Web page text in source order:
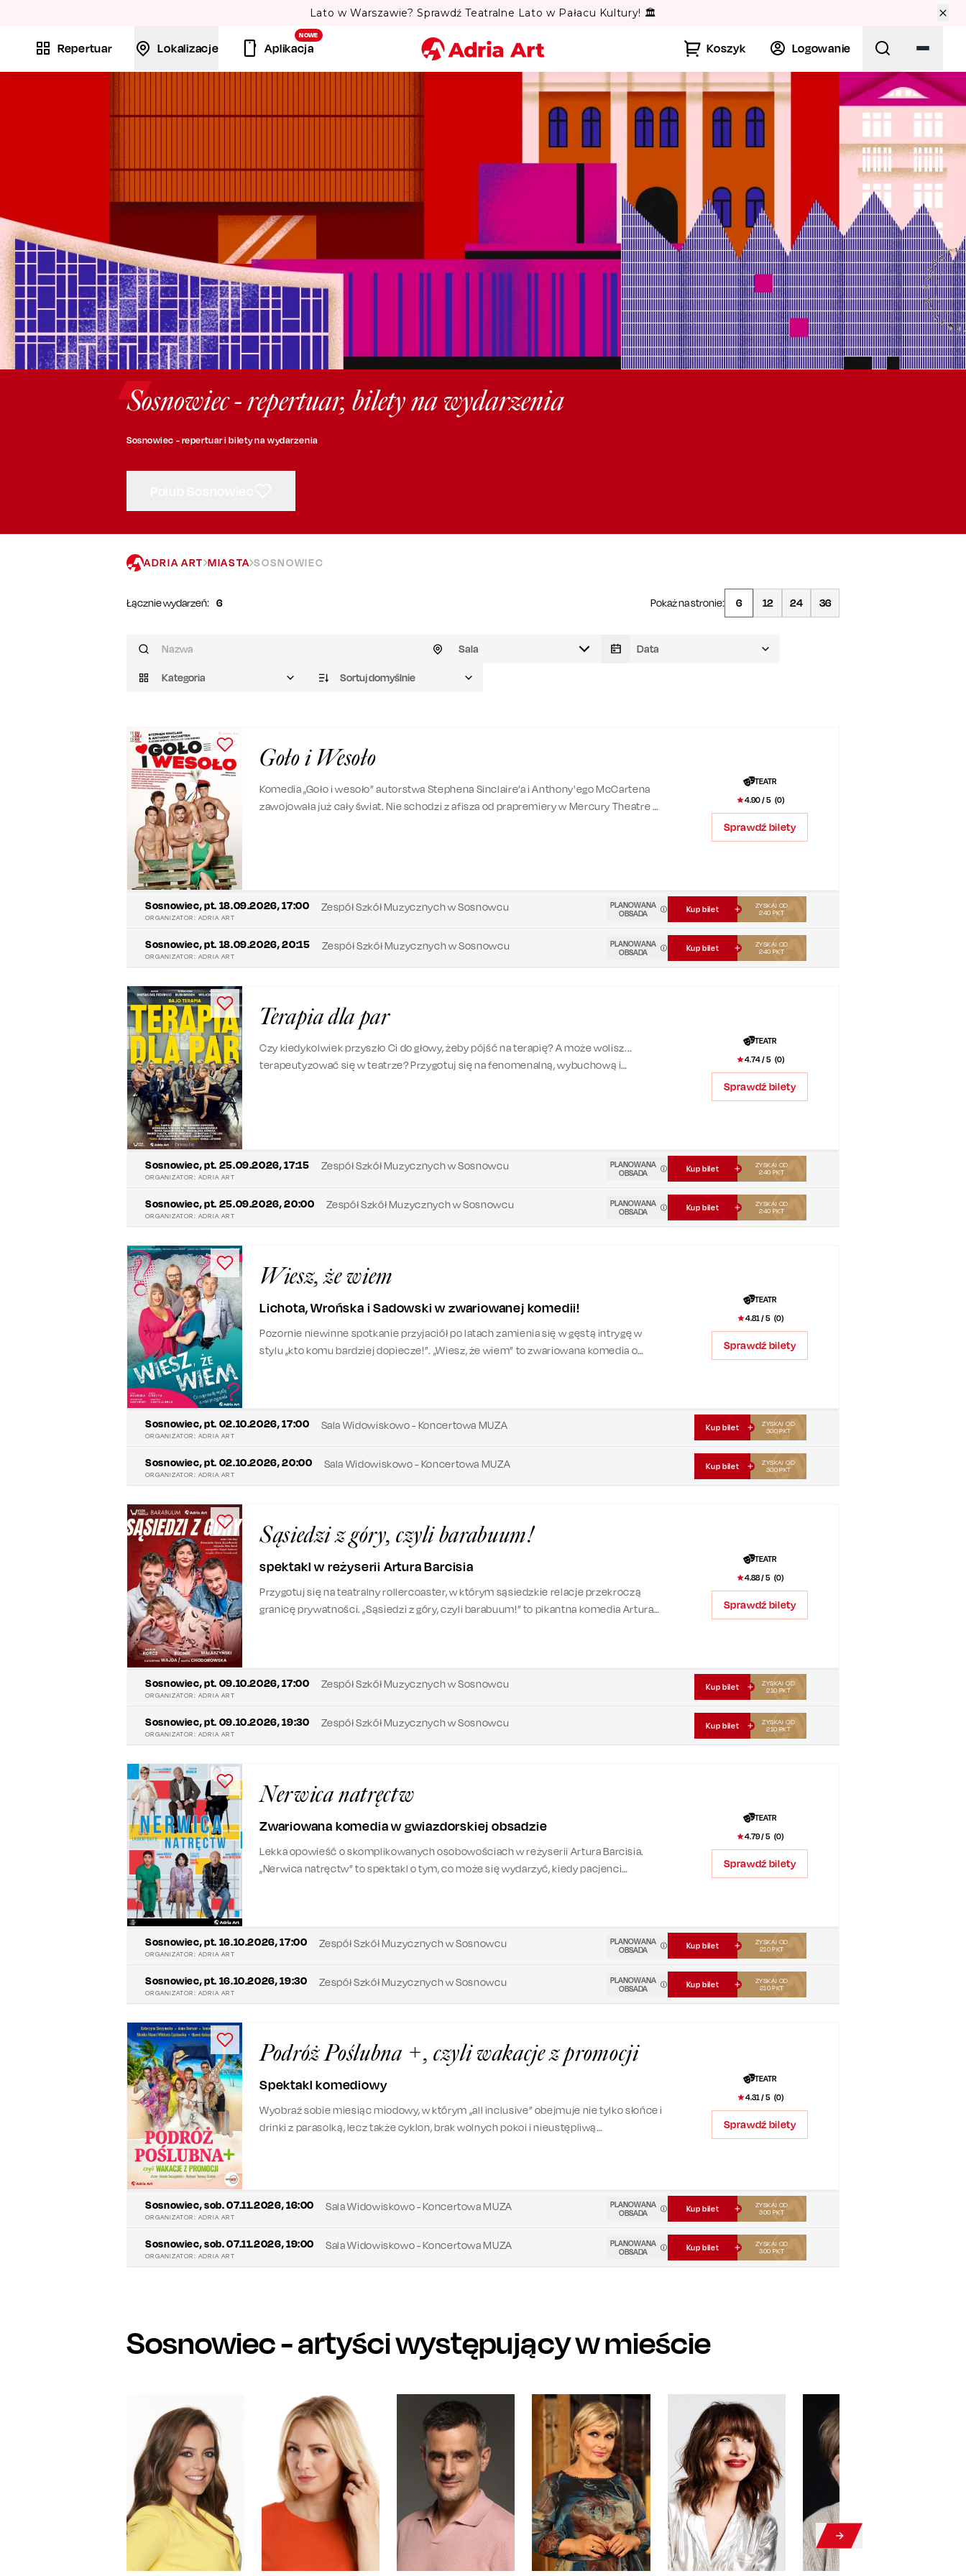
Lato w Warszawie? Sprawdź Teatralne Lato w Pałacu Kultury! 🏛️
Repertuar Lokalizacje
NOWE
Aplikacja Koszyk Logowanie
Miasto
Szukaj
Sosnowiec - repertuar, bilety na wydarzenia
Sosnowiec - repertuar i bilety na wydarzenia
ADRIA ART MIASTA SOSNOWIEC
Łącznie wydarzeń: 6 Pokaż na stronie: 6 12 24 36
Sala
Kategoria Sortuj domyślnie
Goło i Wesoło
Komedia „Goło i wesoło” autorstwa Stephena Sinclaire’a i Anthony'ego McCartena
zawojowała już cały świat. Nie schodzi z afisza od prapremiery w Mercury Theatre w
TEATR
4.90/ 5 (0)
Sprawdź bilety
Sosnowiec,pt. 18.09.2026, 17:00
ORGANIZATOR: ADRIA ART
Zespół Szkół Muzycznych w Sosnowcu
PLANOWANA
OBSADA
Kup bilet
ZYSKAJ OD
240 PKT
Sosnowiec,pt. 18.09.2026, 20:15
ORGANIZATOR: ADRIA ART
Zespół Szkół Muzycznych w Sosnowcu
PLANOWANA
OBSADA
Kup bilet
ZYSKAJ OD
240 PKT
Terapia dla par
Czy kiedykolwiek przyszło Ci do głowy, żeby pójść na terapię? A może wolisz...
terapeutyzować się w teatrze? Przygotuj się na fenomenalną, wybuchową i
TEATR
4.74/ 5 (0)
Sprawdź bilety
Sosnowiec,pt. 25.09.2026, 17:15
ORGANIZATOR: ADRIA ART
Zespół Szkół Muzycznych w Sosnowcu
PLANOWANA
OBSADA
Kup bilet
ZYSKAJ OD
240 PKT
Sosnowiec,pt. 25.09.2026, 20:00
ORGANIZATOR: ADRIA ART
Zespół Szkół Muzycznych w Sosnowcu
PLANOWANA
OBSADA
Kup bilet
ZYSKAJ OD
240 PKT
Wiesz, że wiem
Lichota, Wrońska i Sadowski w zwariowanej komedii!
Pozornie niewinne spotkanie przyjaciół po latach zamienia się w gęstą intrygę w
stylu „kto komu bardziej dopiecze!”. „Wiesz, że wiem” to zwariowana komedia o
TEATR
4.81/ 5 (0)
Sprawdź bilety
Sosnowiec,pt. 02.10.2026, 17:00
ORGANIZATOR: ADRIA ART
Sala Widowiskowo - Koncertowa MUZA Kup bilet
ZYSKAJ OD
300PKT
Sosnowiec,pt. 02.10.2026, 20:00
ORGANIZATOR: ADRIA ART
Sala Widowiskowo - Koncertowa MUZA Kup bilet
ZYSKAJ OD
300PKT
Sąsiedzi z góry, czyli barabuum!
spektakl w reżyserii Artura Barcisia
Przygotuj się na teatralny rollercoaster, w którym sąsiedzkie relacje przekroczą
granicę prywatności. „Sąsiedzi z góry, czyli barabuum!” to pikantna komedia Artura
TEATR
4.88/ 5 (0)
Sprawdź bilety
Sosnowiec,pt. 09.10.2026, 17:00
ORGANIZATOR: ADRIA ART
Zespół Szkół Muzycznych w Sosnowcu Kup bilet
ZYSKAJ OD
210 PKT
Sosnowiec,pt. 09.10.2026, 19:30
ORGANIZATOR: ADRIA ART
Zespół Szkół Muzycznych w Sosnowcu Kup bilet
ZYSKAJ OD
210 PKT
Nerwica natręctw
Zwariowana komedia w gwiazdorskiej obsadzie
Lekka opowieść o skomplikowanych osobowościach w reżyserii Artura Barcisia.
„Nerwica natręctw” to spektakl o tym, co może się wydarzyć, kiedy pacjenci
TEATR
4.79/ 5 (0)
Sprawdź bilety
Sosnowiec,pt. 16.10.2026, 17:00
ORGANIZATOR: ADRIA ART
Zespół Szkół Muzycznych w Sosnowcu
PLANOWANA
OBSADA
Kup bilet
ZYSKAJ OD
210PKT
Sosnowiec,pt. 16.10.2026, 19:30
ORGANIZATOR: ADRIA ART
Zespół Szkół Muzycznych w Sosnowcu
PLANOWANA
OBSADA
Kup bilet
ZYSKAJ OD
210PKT
Podróż Poślubna +, czyli wakacje z promocji
Spektakl komediowy
Wyobraź sobie miesiąc miodowy, w którym „all inclusive” obejmuje nie tylko słońce i
drinki z parasolką, lecz także cyklon, brak wolnych pokoi i nieustępliwą
TEATR
4.31/ 5 (0)
Sprawdź bilety
Sosnowiec,sob. 07.11.2026, 16:00
ORGANIZATOR: ADRIA ART
Sala Widowiskowo - Koncertowa MUZA
PLANOWANA
OBSADA
Kup bilet
ZYSKAJ OD
300 PKT
Sosnowiec,sob. 07.11.2026, 19:00
ORGANIZATOR: ADRIA ART
Sala Widowiskowo - Koncertowa MUZA
PLANOWANA
OBSADA
Kup bilet
ZYSKAJ OD
300 PKT
Sosnowiec- artyści występujący w mieście